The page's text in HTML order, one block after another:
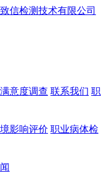
满意度调查 联系我们 职
影响评价 职业病体检